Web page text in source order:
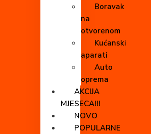
Boravak
na
otvorenom
Kućanski
aparati
Auto
oprema
AKCIJA
MJESECA!!!
NOVO
POPULARNE